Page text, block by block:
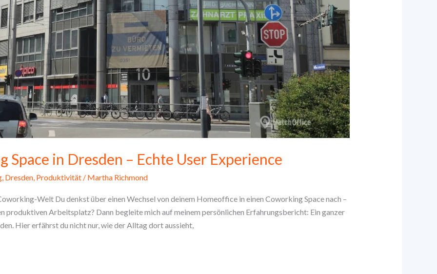
Space in Dresden – Echte User Experience
, Dresden, Produktivität/ Martha Richmond
Welt Du denkst über einen Wechsel von deinem Homeoffice in einen Coworking Space nach –
produktiven Arbeitsplatz? Dann begleite mich auf meinem persönlichen Erfahrungsbericht: Ein ganzer
Hier erfährst du nicht nur, wie der Alltag dort aussieht,